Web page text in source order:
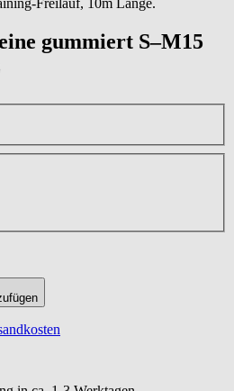
gummiert S–M15